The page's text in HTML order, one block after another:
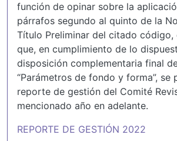
función de opinar sobre la
párrafos segundo al quinto de la
Título Preliminar del citado código,
que, en cumplimiento de lo
disposición complementaria final
“Parámetros de fondo y forma”, se
reporte de gestión del Comité
mencionado año en adelante.
REPORTE DE GESTIÓN 2022